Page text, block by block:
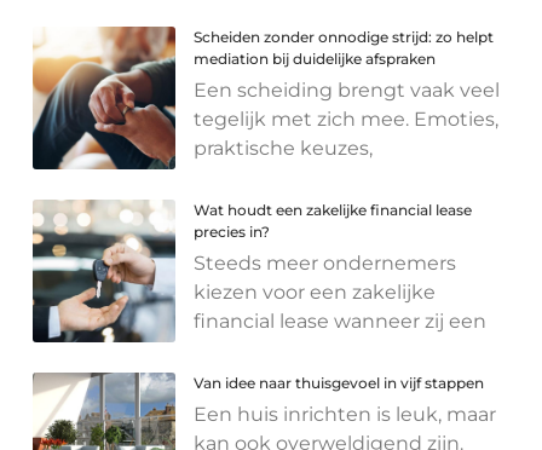
Scheiden zonder onnodige strijd: zo helpt
mediation bij duidelijke afspraken
Een scheiding brengt vaak veel
tegelijk met zich mee. Emoties,
praktische keuzes,
Wat houdt een zakelijke financial lease
precies in?
Steeds meer ondernemers
kiezen voor een zakelijke
financial lease wanneer zij een
Van idee naar thuisgevoel in vijf stappen
Een huis inrichten is leuk, maar
kan ook overweldigend zijn.